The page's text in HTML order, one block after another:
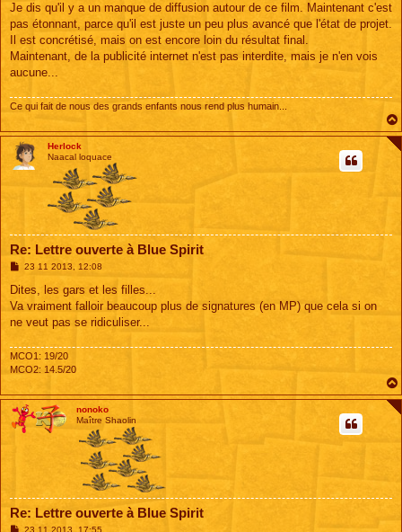
Je dis qu'il y a un manque de diffusion autour de ce film. Maintenant c'est
pas étonnant, parce qu'il est juste un peu plus avancé que l'état de projet.
Il est concrétisé, mais on est encore loin du résultat final.
Maintenant, de la publicité internet n'est pas interdite, mais je n'en vois
aucune...
Ce qui fait de nous des grands enfants nous rend plus humain...
Herlock
Naacal loquace
Re: Lettre ouverte à Blue Spirit
M
s
a
g
23 11 2013, 12:08
Dites, les gars et les filles...
Va vraiment falloir beaucoup plus de signatures (en MP) que cela si on
ne veut pas se ridiculiser...
MCO1: 19/20
MCO2: 14.5/20
nonoko
Maître Shaolin
Re: Lettre ouverte à Blue Spirit
M